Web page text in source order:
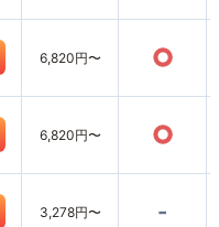
6,820円〜 ○
6,820円〜 ○
3,278円〜 -